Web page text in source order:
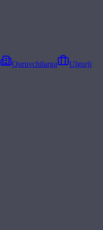
Quruvchilarga
Ulgurji